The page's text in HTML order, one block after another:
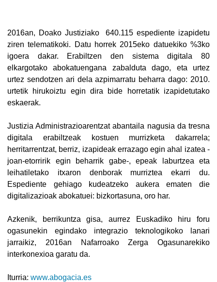
2016an, Doako Justiziako 640.115 espediente izapidetu
ziren telematikoki. Datu horrek 2015eko datuekiko %3ko
igoera dakar. Erabiltzen den sistema digitala 80
elkargotako abokatuengana zabalduta dago, eta urtez
urtez sendotzen ari dela azpimarratu beharra dago: 2010.
urtetik hirukoiztu egin dira bide horretatik izapidetutako
eskaerak.
Justizia Administrazioarentzat abantaila nagusia da tresna
digitala erabiltzeak kostuen murrizketa dakarrela;
herritarrentzat, berriz, izapideak errazago egin ahal izatea -
joan-etorririk egin beharrik gabe-, epeak laburtzea eta
leihatiletako itxaron denborak murriztea ekarri du.
Espediente gehiago kudeatzeko aukera ematen die
digitalizazioak abokatuei: bizkortasuna, oro har.
Azkenik, berrikuntza gisa, aurrez Euskadiko hiru foru
ogasunekin egindako integrazio teknologikoko lanari
jarraikiz, 2016an Nafarroako Zerga Ogasunarekiko
interkonexioa garatu da.
Iturria: www.abogacia.es